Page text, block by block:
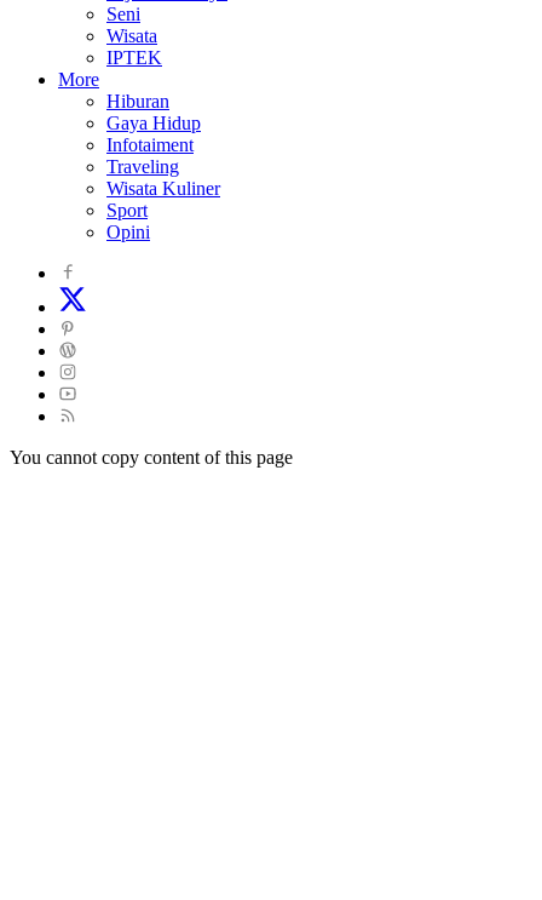
Seni
Wisata
IPTEK
More
Hiburan
Gaya Hidup
Infotaiment
Traveling
Wisata Kuliner
Sport
Opini
You cannot copy content of this page